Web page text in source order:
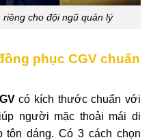
cho đội ngũ quản lý
phục CGV chuẩn
có kích thước chuẩn với
người mặc thoải mái di
tôn dáng. Có 3 cách chọn